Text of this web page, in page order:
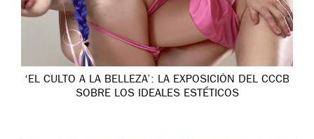
‘EL CULTO A LA BELLEZA’: LA EXPOSICIÓN DEL CCCB
SOBRE LOS IDEALES ESTÉTICOS